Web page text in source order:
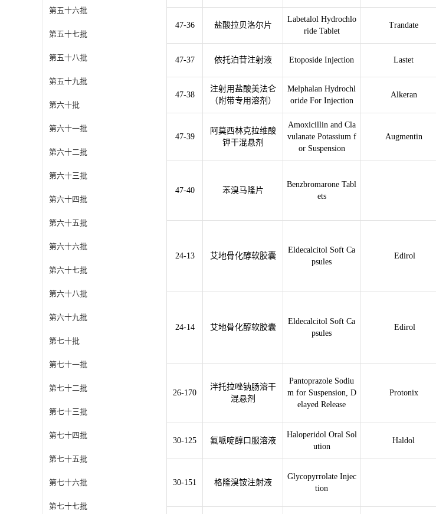
第五十六批
第五十七批
第五十八批
第五十九批
第六十批
第六十一批
第六十二批
第六十三批
第六十四批
第六十五批
第六十六批
第六十七批
第六十八批
第六十九批
第七十批
第七十一批
第七十二批
第七十三批
第七十四批
第七十五批
第七十六批
第七十七批
47-36 盐酸拉贝洛尔片
Labetalol Hydrochlo
ride Tablet
Trandate
47-37 依托泊苷注射液 Etoposide Injection Lastet
47-38
注射用盐酸美法仑
（附带专用溶剂）
Melphalan Hydrochl
oride For Injection
Alkeran
47-39
阿莫西林克拉维酸
钾干混悬剂
Amoxicillin and Cla
vulanate Potassium f
or Suspension
Augmentin
47-40 苯溴马隆片
Benzbromarone Tabl
ets
24-13 艾地骨化醇软胶囊
Eldecalcitol Soft Ca
psules
Edirol
24-14 艾地骨化醇软胶囊
Eldecalcitol Soft Ca
psules
Edirol
26-170
泮托拉唑钠肠溶干
混悬剂
Pantoprazole Sodiu
m for Suspension, D
elayed Release
Protonix
30-125 氟哌啶醇口服溶液
Haloperidol Oral Sol
ution
Haldol
30-151 格隆溴铵注射液
Glycopyrrolate Injec
tion